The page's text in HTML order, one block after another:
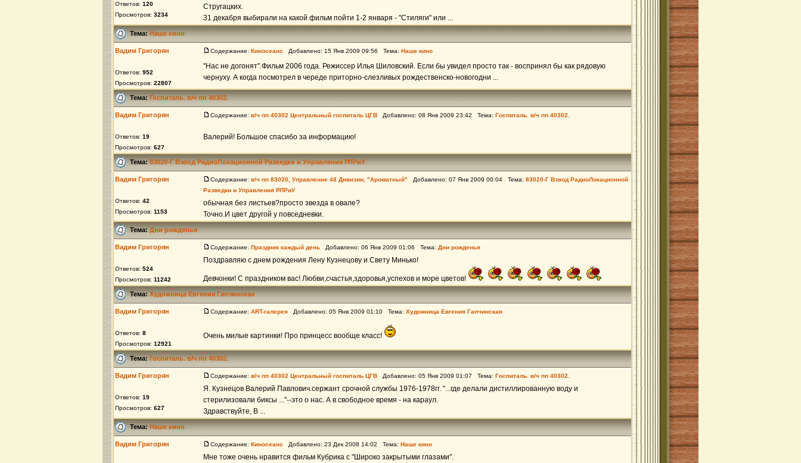
Ответов: 120
Просмотров: 3234
Стругацких.
31 декабря выбирали на какой фильм пойти 1-2 января - "Стиляги" или ...
Тема:Наше кино
Вадим Григорян
Ответов: 952
Просмотров: 22807
Содержание: Киносеанс Добавлено: 15 Янв 2009 09:56 Тема: Наше кино
"Нас не догонят".Фильм 2006 года. Режиссер Илья Шиловский. Если бы увидел просто так - воспринял бы как рядовую
чернуху. А когда посмотрел в череде приторно-слезливых рождественско-новогодни ...
Тема:Госпиталь. в/ч пп 40302.
Вадим Григорян
Ответов: 19
Просмотров: 627
Содержание: в/ч пп 40302 Центральный госпиталь ЦГВ Добавлено: 08 Янв 2009 23:42 Тема: Госпиталь. в/ч пп 40302.
Валерий! Большое спасибо за информацию!
Тема:83020-Г Взвод РадиоЛокационной Разведки и Управления РЛРиУ
Вадим Григорян
Ответов: 42
Просмотров: 1153
Содержание: в/ч пп 83020, Управление 48 Дивизии, "Ароматный" Добавлено: 07 Янв 2009 00:04 Тема: 83020-Г Взвод РадиоЛокационной
Разведки и Управления РЛРиУ
обычная без листьев?просто звезда в овале?
Точно.И цвет другой у повседневки.
Тема:Дни рожденья
Вадим Григорян
Ответов: 524
Просмотров: 11242
Содержание: Праздник каждый день Добавлено: 06 Янв 2009 01:06 Тема: Дни рожденья
Поздравляю с днем рождения Лену Кузнецову и Свету Минько!
Девчонки! С праздником вас! Любви,счастья,здоровья,успехов и море цветов!
Тема:Художница Евгения Гапчинская
Вадим Григорян
Ответов: 8
Просмотров: 12921
Содержание: ART-галерея Добавлено: 05 Янв 2009 01:10 Тема: Художница Евгения Гапчинская
Очень милые картинки! Про принцесс вообще класс!
Тема:Госпиталь. в/ч пп 40302.
Вадим Григорян
Ответов: 19
Просмотров: 627
Содержание: в/ч пп 40302 Центральный госпиталь ЦГВ Добавлено: 05 Янв 2009 01:07 Тема: Госпиталь. в/ч пп 40302.
Я. Кузнецов Валерий Павлович.сержант срочной службы 1976-1978гг. "...где делали дистиллированную воду и
стерилизовали биксы ..."--это о нас. А в свободное время - на караул.
Здравствуйте, В ...
Тема:Наше кино
Вадим Григорян Содержание: Киносеанс Добавлено: 23 Дек 2008 14:02 Тема: Наше кино
Мне тоже очень нравится фильм Кубрика с "Широко закрытыми глазами".